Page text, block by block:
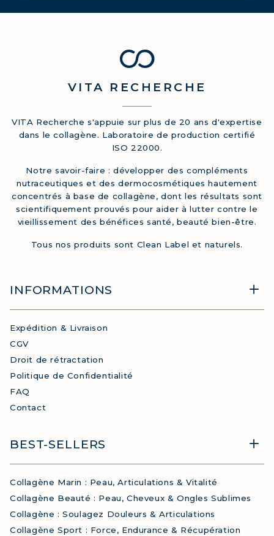
VITA RECHERCHE
VITA Recherche s'appuie sur plus de 20 ans d'expertise
dans le collagène. Laboratoire de production certifié
ISO 22000.
Notre savoir-faire : développer des compléments
nutraceutiques et des dermocosmétiques hautement
concentrés à base de collagène, dont les résultats sont
scientifiquement prouvés pour aider à lutter contre le
vieillissement des bénéfices santé, beauté bien-être.
Tous nos produits sont Clean Label et naturels.
INFORMATIONS
Expédition & Livraison
CGV
Droit de rétractation
Politique de Confidentialité
FAQ
Contact
BEST-SELLERS
Collagène Marin : Peau, Articulations & Vitalité
Collagène Beauté : Peau, Cheveux & Ongles Sublimes
Collagène : Soulagez Douleurs & Articulations
Collagène Sport : Force, Endurance & Récupération